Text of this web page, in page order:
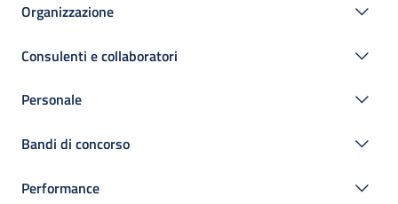
Organizzazione
Consulenti e collaboratori
Personale
Bandi di concorso
Performance